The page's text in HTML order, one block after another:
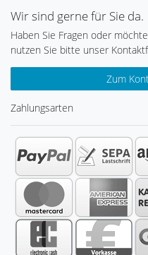
Wir sind gerne für Sie da.
Haben Sie Fragen oder
nutzen Sie bitte unser
Zum
Zahlungsarten